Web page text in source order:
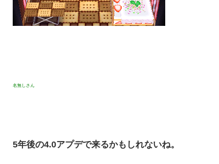
名無しさん
5年後の4.0アプデで来るかもしれないね。